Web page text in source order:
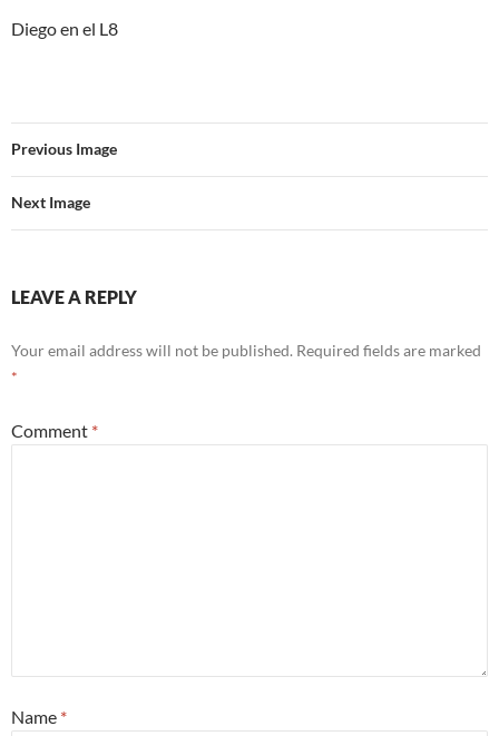
Diego en el L8
Previous Image
Next Image
LEAVE A REPLY
Your email address will not be published. Required fields are marked
*
Comment *
Name *